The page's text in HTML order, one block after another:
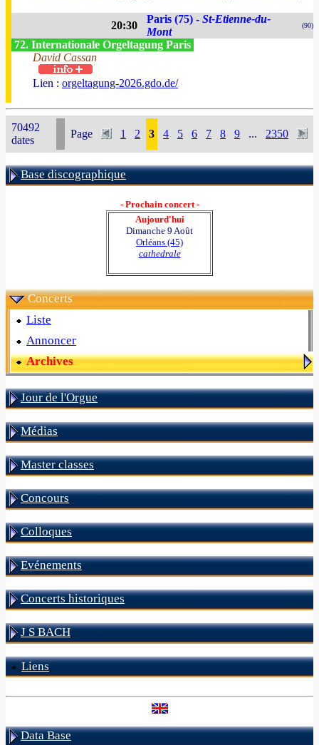
20:30
Paris (75) - St-Etienne-du-
Mont
(90)
72. Internationale Orgeltagung Paris
David Cassan
Lien : orgeltagung-2026.gdo.de/
70492
dates
Page 1 2 3 4 5 6 7 8 9 ... 2350
Base discographique
- Prochain concert -
Aujourd'hui
Dimanche 9 Août
Orléans (45)
cathedrale
Concerts
Liste
Annoncer
Archives
Jour de l'Orgue
Médias
Master classes
Concours
Colloques
Evénements
Concerts historiques
J S BACH
Liens
Data Base